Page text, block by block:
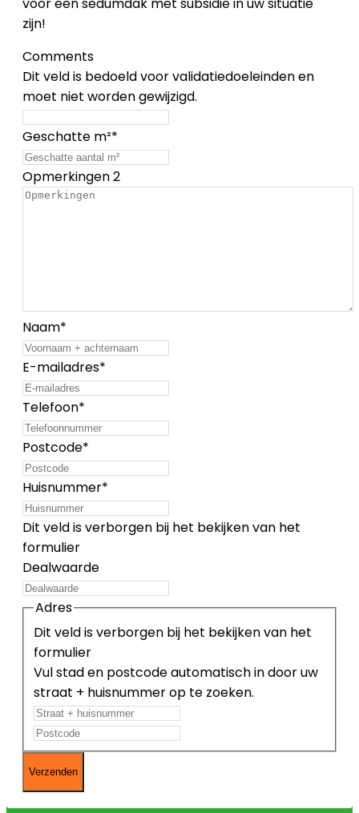
zijn!
Comments
Dit veld is bedoeld voor validatiedoeleinden en
moet niet worden gewijzigd.
Geschatte m²*
Opmerkingen 2
Naam*
E-mailadres*
Telefoon*
Postcode*
Huisnummer*
Dit veld is verborgen bij het bekijken van het
formulier
Dealwaarde
Dit veld is verborgen bij het bekijken van het
formulier
Adres
Vul stad en postcode automatisch in door uw
straat + huisnummer op te zoeken.
huisnummer
Postcode